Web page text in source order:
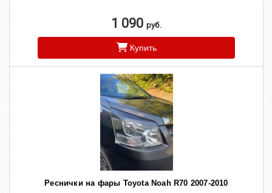
1 090 руб.
Купить
Реснички на фары Toyota Noah R70 2007-2010